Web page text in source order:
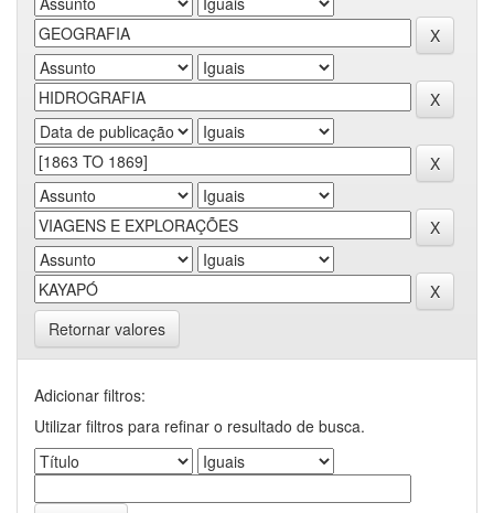
Retornar valores
Adicionar filtros:
Utilizar filtros para refinar o resultado de busca.